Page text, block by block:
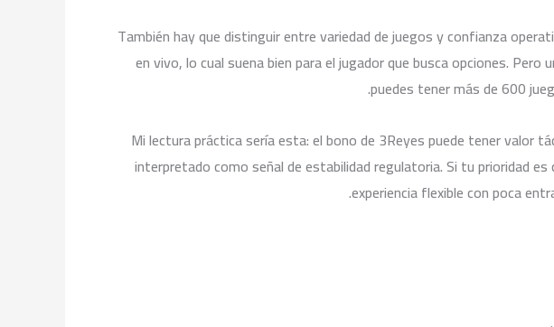
También hay que distinguir entre variedad de juegos y confianza
en vivo, lo cual suena bien para el jugador que busca opciones.
puedes tener más de 600
Mi lectura práctica sería esta: el bono de 3Reyes puede tener valor
interpretado como señal de estabilidad regulatoria. Si tu prioridad
experiencia flexible con poca